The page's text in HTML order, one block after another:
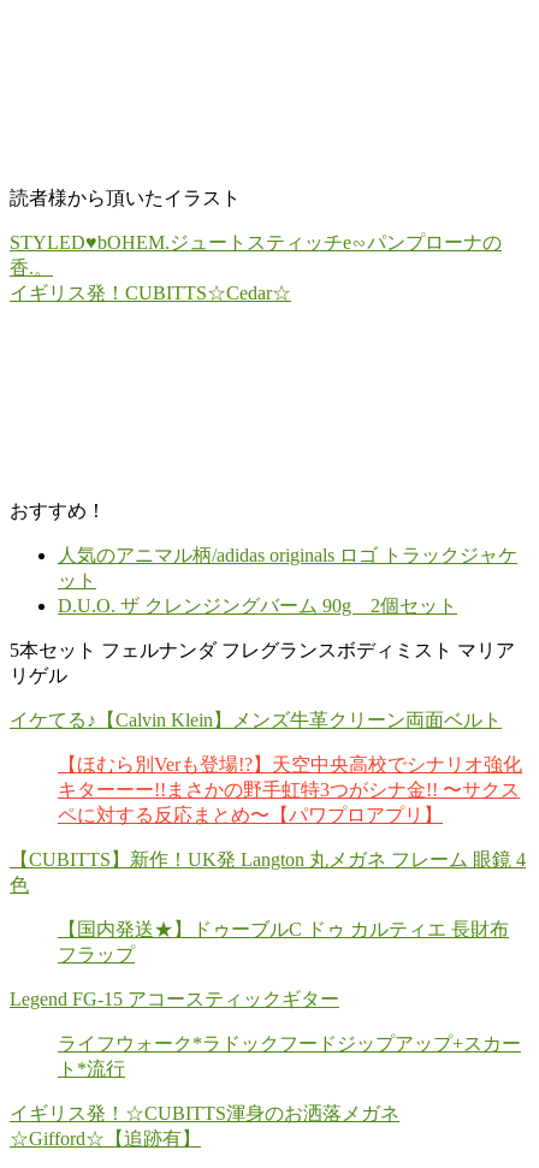
読者様から頂いたイラスト
STYLED♥bOHEM.ジュートスティッチe∽パンプローナの
香.。
イギリス発！CUBITTS☆Cedar☆
おすすめ！
人気のアニマル柄/adidas originals ロゴ トラックジャケ
ット
D.U.O. ザ クレンジングバーム 90g 2個セット
5本セット フェルナンダ フレグランスボディミスト マリア
リゲル
イケてる♪【Calvin Klein】メンズ牛革クリーン両面ベルト
【ほむら別Verも登場!?】天空中央高校でシナリオ強化
キターーー!!まさかの野手虹特3つがシナ金!! 〜サクス
ペに対する反応まとめ〜【パワプロアプリ】
【CUBITTS】新作！UK発 Langton 丸メガネ フレーム 眼鏡 4
色
【国内発送★】ドゥーブルC ドゥ カルティエ 長財布
フラップ
Legend FG-15 アコースティックギター
ライフウォーク*ラドックフードジップアップ+スカー
ト*流行
イギリス発！☆CUBITTS渾身のお洒落メガネ
☆Gifford☆【追跡有】